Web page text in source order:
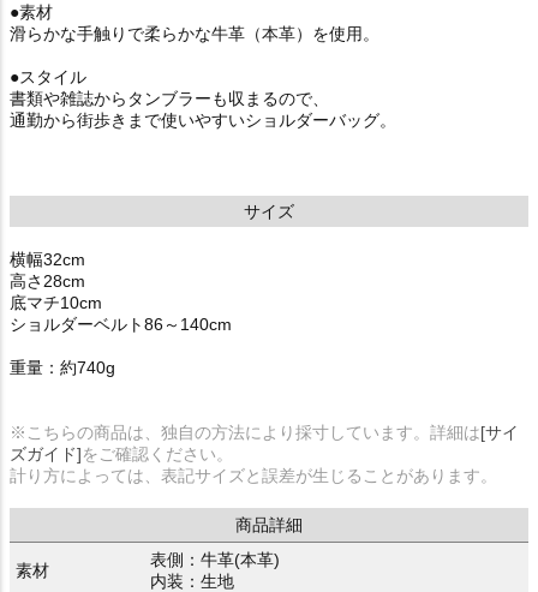
●素材
滑らかな手触りで柔らかな牛革（本革）を使用。
●スタイル
書類や雑誌からタンブラーも収まるので、
通勤から街歩きまで使いやすいショルダーバッグ。
サイズ
横幅32cm
高さ28cm
底マチ10cm
ショルダーベルト86～140cm
重量：約740g
※こちらの商品は、独自の方法により採寸しています。詳細は[サイ
ズガイド]をご確認ください。
計り方によっては、表記サイズと誤差が生じることがあります。
商品詳細
素材
表側：牛革(本革)
内装：生地